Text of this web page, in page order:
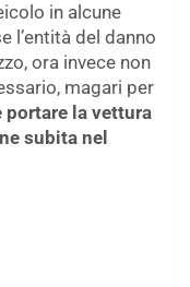
in alcune
l’entità del danno
ora invece non
magari per
la vettura
subita nel